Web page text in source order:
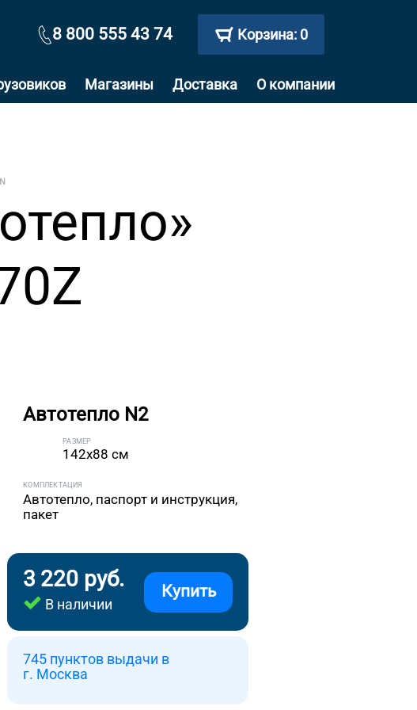
8 800 555 43 74 Корзина: 0
Магазины Доставка О компании
Автотепло N2
РАЗМЕР
142x88 см
КОМПЛЕКТАЦИЯ
Автотепло, паспорт и инструкция,
пакет
3 220 руб.
В наличии
Купить
745 пунктов выдачи в
г. Москва